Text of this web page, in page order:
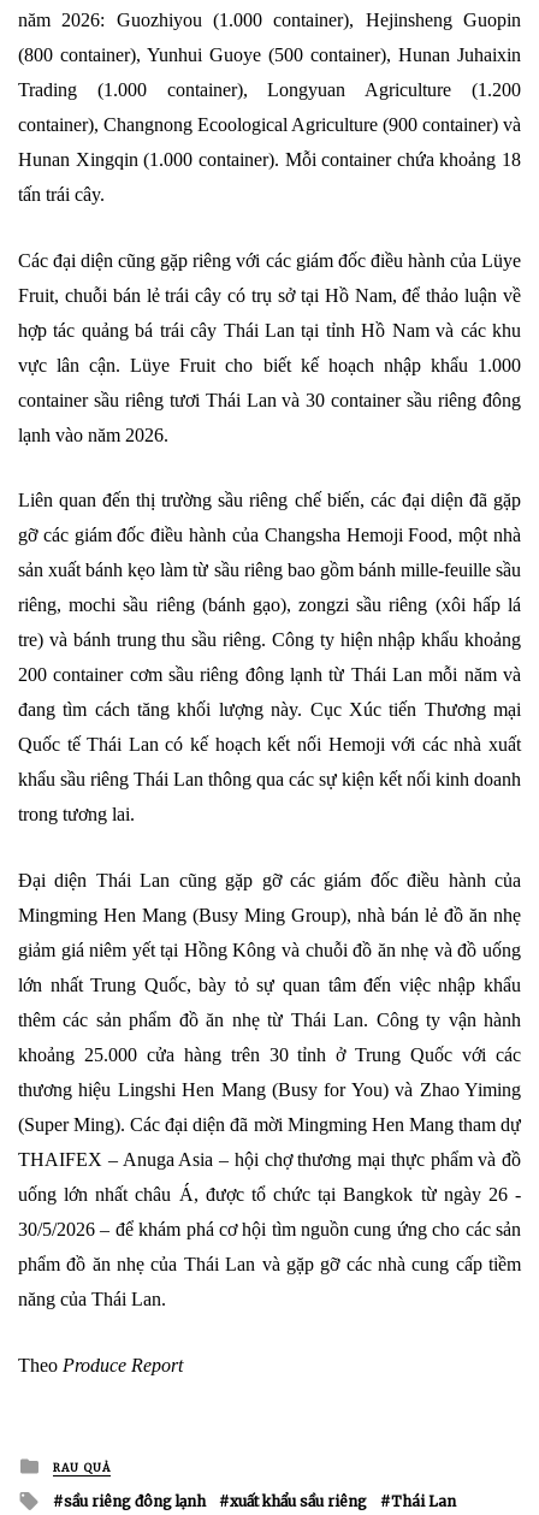
năm 2026: Guozhiyou (1.000 container), Hejinsheng Guopin
(800 container), Yunhui Guoye (500 container), Hunan Juhaixin
Trading (1.000 container), Longyuan Agriculture (1.200
container), Changnong Ecoological Agriculture (900 container) và
Hunan Xingqin (1.000 container). Mỗi container chứa khoảng 18
tấn trái cây.
Các đại diện cũng gặp riêng với các giám đốc điều hành của Lüye
Fruit, chuỗi bán lẻ trái cây có trụ sở tại Hồ Nam, để thảo luận về
hợp tác quảng bá trái cây Thái Lan tại tỉnh Hồ Nam và các khu
vực lân cận. Lüye Fruit cho biết kế hoạch nhập khẩu 1.000
container sầu riêng tươi Thái Lan và 30 container sầu riêng đông
lạnh vào năm 2026.
Liên quan đến thị trường sầu riêng chế biến, các đại diện đã gặp
gỡ các giám đốc điều hành của Changsha Hemoji Food, một nhà
sản xuất bánh kẹo làm từ sầu riêng bao gồm bánh mille-feuille sầu
riêng, mochi sầu riêng (bánh gạo), zongzi sầu riêng (xôi hấp lá
tre) và bánh trung thu sầu riêng. Công ty hiện nhập khẩu khoảng
200 container cơm sầu riêng đông lạnh từ Thái Lan mỗi năm và
đang tìm cách tăng khối lượng này. Cục Xúc tiến Thương mại
Quốc tế Thái Lan có kế hoạch kết nối Hemoji với các nhà xuất
khẩu sầu riêng Thái Lan thông qua các sự kiện kết nối kinh doanh
trong tương lai.
Đại diện Thái Lan cũng gặp gỡ các giám đốc điều hành của
Mingming Hen Mang (Busy Ming Group), nhà bán lẻ đồ ăn nhẹ
giảm giá niêm yết tại Hồng Kông và chuỗi đồ ăn nhẹ và đồ uống
lớn nhất Trung Quốc, bày tỏ sự quan tâm đến việc nhập khẩu
thêm các sản phẩm đồ ăn nhẹ từ Thái Lan. Công ty vận hành
khoảng 25.000 cửa hàng trên 30 tỉnh ở Trung Quốc với các
thương hiệu Lingshi Hen Mang (Busy for You) và Zhao Yiming
(Super Ming). Các đại diện đã mời Mingming Hen Mang tham dự
THAIFEX – Anuga Asia – hội chợ thương mại thực phẩm và đồ
uống lớn nhất châu Á, được tổ chức tại Bangkok từ ngày 26 -
30/5/2026 – để khám phá cơ hội tìm nguồn cung ứng cho các sản
phẩm đồ ăn nhẹ của Thái Lan và gặp gỡ các nhà cung cấp tiềm
năng của Thái Lan.
Theo Produce Report
Posted
in
RAU QUẢ
Tagged
sầu riêng đông lạnh xuất khẩu sầu riêng Thái Lan